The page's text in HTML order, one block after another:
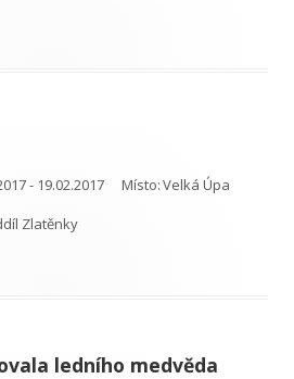
- 19.02.2017 Místo:Velká Úpa
Zlatěnky
ledního medvěda